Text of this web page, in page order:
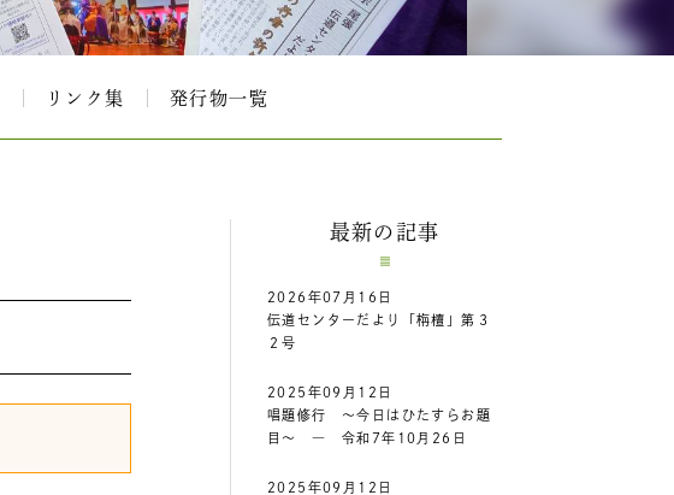
リンク集 発行物一覧
最新の記事
2026年07月16日
伝道センターだより「栴檀」第３
２号
2025年09月12日
唱題修行 ～今日はひたすらお題
目～ ― 令和7年10月26日
2025年09月12日